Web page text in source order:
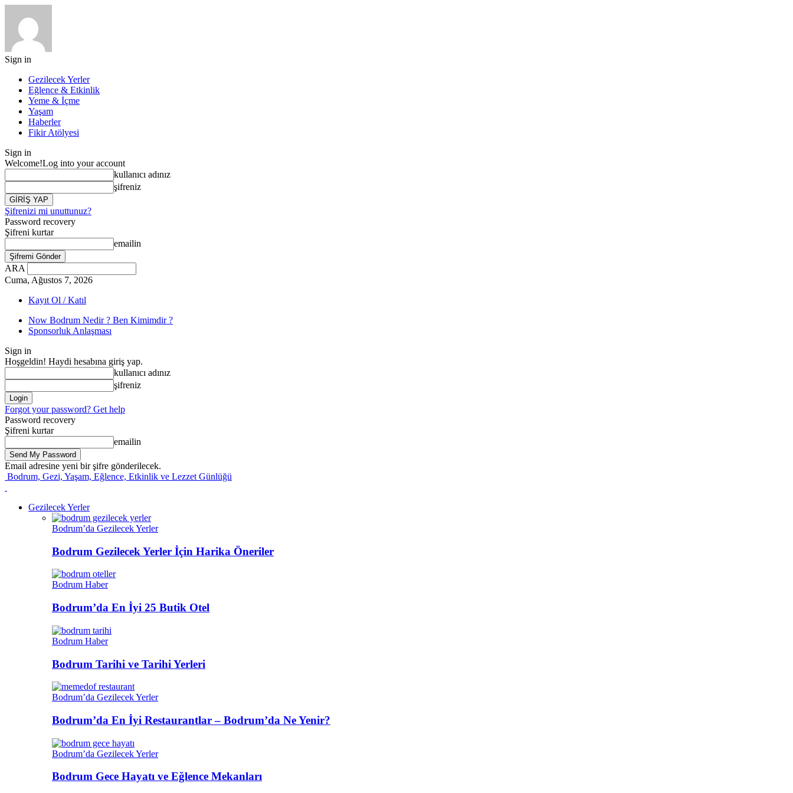
Sign in
Gezilecek Yerler
Eğlence & Etkinlik
Yeme & İçme
Yaşam
Haberler
Fikir Atölyesi
Sign in
Welcome!Log into your account
kullanıcı adınız
şifreniz
Şifrenizi mi unuttunuz?
Password recovery
Şifreni kurtar
emailin
ARA
Cuma, Ağustos 7, 2026
Kayıt Ol / Katıl
Now Bodrum Nedir ? Ben Kimimdir ?
Sponsorluk Anlaşması
Sign in
Hoşgeldin! Haydi hesabına giriş yap.
kullanıcı adınız
şifreniz
Forgot your password? Get help
Password recovery
Şifreni kurtar
emailin
Email adresine yeni bir şifre gönderilecek.
Bodrum, Gezi, Yaşam, Eğlence, Etkinlik ve Lezzet Günlüğü
Gezilecek Yerler
Bodrum’da Gezilecek Yerler
Bodrum Gezilecek Yerler İçin Harika Öneriler
Bodrum Haber
Bodrum’da En İyi 25 Butik Otel
Bodrum Haber
Bodrum Tarihi ve Tarihi Yerleri
Bodrum’da Gezilecek Yerler
Bodrum’da En İyi Restaurantlar – Bodrum’da Ne Yenir?
Bodrum’da Gezilecek Yerler
Bodrum Gece Hayatı ve Eğlence Mekanları